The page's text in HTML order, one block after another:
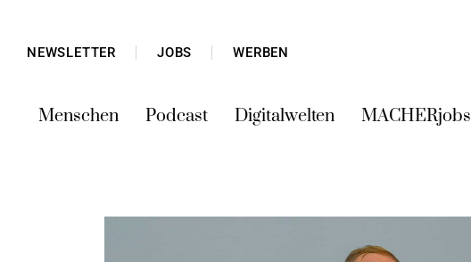
NEWSLETTER JOBS WERBEN
Menschen Podcast Digitalwelten MACHERjobs